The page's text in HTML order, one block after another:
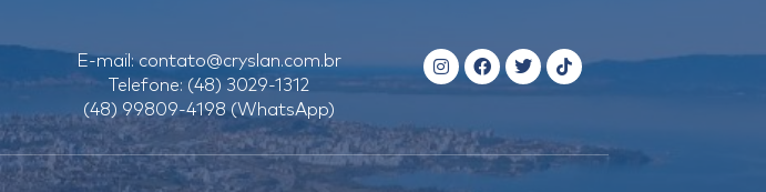
E-mail:contato@cryslan.com.br
Telefone: (48) 3029-1312
(48) 99809-4198 (WhatsApp)